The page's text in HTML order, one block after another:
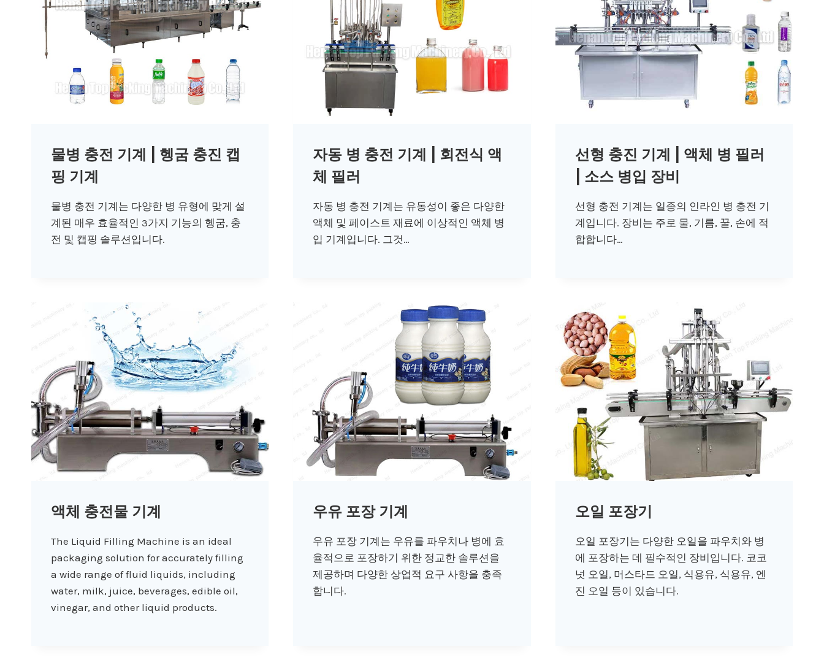
물병 충전 기계 | 헹굼 충진 캡
핑 기계
물병 충전 기계는 다양한 병 유형에 맞게 설
계된 매우 효율적인 3가지 기능의 헹굼, 충
전 및 캡핑 솔루션입니다.
자동 병 충전 기계 | 회전식 액
체 필러
자동 병 충전 기계는 유동성이 좋은 다양한
액체 및 페이스트 재료에 이상적인 액체 병
입 기계입니다. 그것…
선형 충진 기계 | 액체 병 필러
| 소스 병입 장비
선형 충전 기계는 일종의 인라인 병 충전 기
계입니다. 장비는 주로 물, 기름, 꿀, 손에 적
합합니다…
액체 충전물 기계
The Liquid Filling Machine is an ideal
packaging solution for accurately filling
a wide range of fluid liquids, including
water, milk, juice, beverages, edible oil,
vinegar, and other liquid products.
우유 포장 기계
우유 포장 기계는 우유를 파우치나 병에 효
율적으로 포장하기 위한 정교한 솔루션을
제공하며 다양한 상업적 요구 사항을 충족
합니다.
오일 포장기
오일 포장기는 다양한 오일을 파우치와 병
에 포장하는 데 필수적인 장비입니다. 코코
넛 오일, 머스타드 오일, 식용유, 식용유, 엔
진 오일 등이 있습니다.